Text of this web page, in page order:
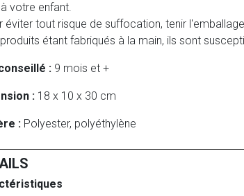
votre enfant.
éviter tout risque de suffocation, tenir
étant fabriqués à la main, ils sont
: 9 mois et +
: 18 x 10 x 30 cm
: Polyester, polyéthylène